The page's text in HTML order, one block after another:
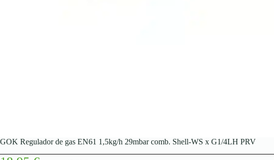
GOK Regulador de gas EN61 1,5kg/h 29mbar comb. Shell-WS x G1/4LH PRV